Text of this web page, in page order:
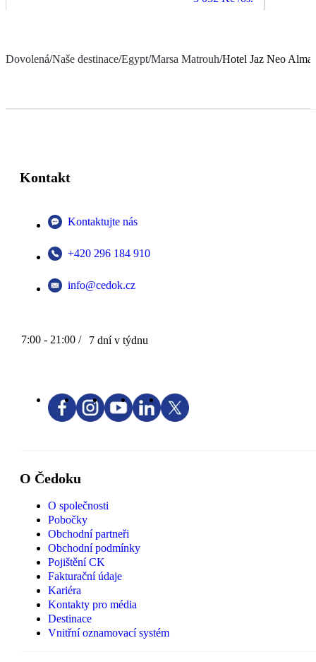
Dovolená/Naše destinace/Egypt/Marsa Matrouh/Hotel Jaz Neo
Kontakt
Kontaktujte nás
+420 296 184 910
info@cedok.cz
7:00 - 21:00 / 7 dní v týdnu
O Čedoku
O společnosti
Pobočky
Obchodní partneři
Obchodní podmínky
Pojištění CK
Fakturační údaje
Kariéra
Kontakty pro média
Destinace
Vnitřní oznamovací systém